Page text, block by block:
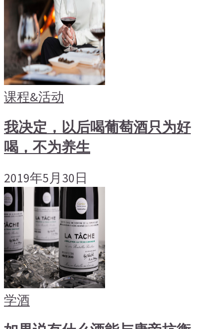
课程&活动
我决定，以后喝葡萄酒只为好
喝，不为养生
2019年5月30日
学酒